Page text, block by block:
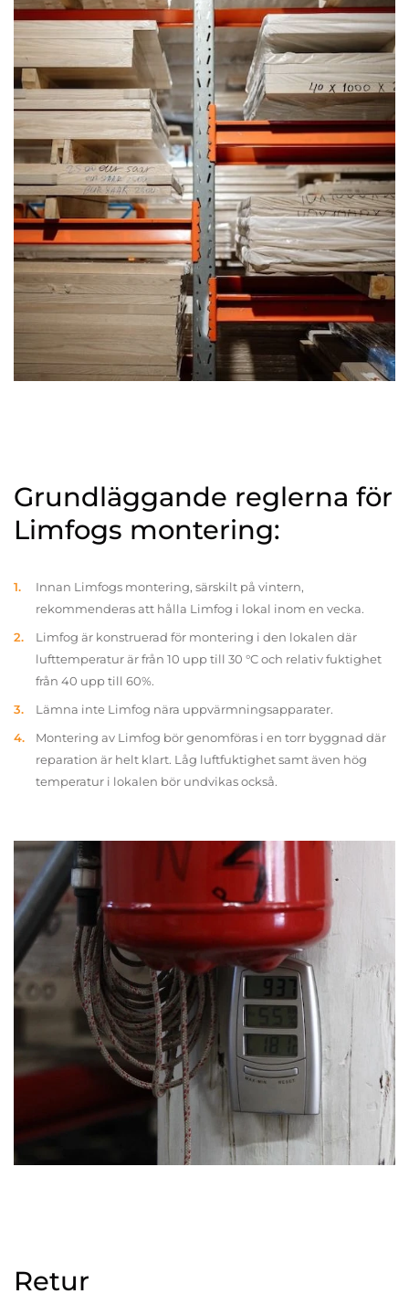
Grundläggande reglerna för
Limfogs montering:
Innan Limfogs montering, särskilt på vintern,
rekommenderas att hålla Limfog i lokal inom en vecka.
Limfog är konstruerad för montering i den lokalen där
lufttemperatur är från 10 upp till 30 °C och relativ fuktighet
från 40 upp till 60%.
Lämna inte Limfog nära uppvärmningsapparater.
Montering av Limfog bör genomföras i en torr byggnad där
reparation är helt klart. Låg luftfuktighet samt även hög
temperatur i lokalen bör undvikas också.
Retur